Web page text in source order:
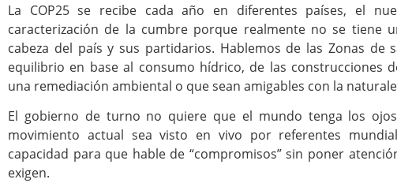
La COP25 se recibe cada año en diferentes países, el
caracterización de la cumbre porque realmente no se tiene
cabeza del país y sus partidarios. Hablemos de las Zonas de
equilibrio en base al consumo hídrico, de las construcciones
una remediación ambiental o que sean amigables con la
El gobierno de turno no quiere que el mundo tenga los
movimiento actual sea visto en vivo por referentes
capacidad para que hable de “compromisos” sin poner
exigen.